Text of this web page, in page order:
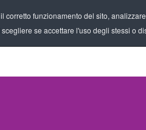
corretto funzionamento del sito,
scegliere se accettare l'uso degli stessi o